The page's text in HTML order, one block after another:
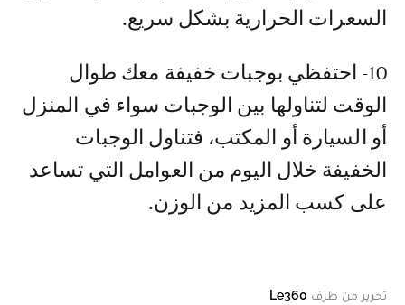
السعرات الحرارية بشكل سريع.
10- احتفظي بوجبات خفيفة معك طوال
الوقت لتناولها بين الوجبات سواء في المنزل
أو السيارة أو المكتب، فتناول الوجبات
الخفيفة خلال اليوم من العوامل التي تساعد
على كسب المزيد من الوزن.
تحرير من طرف Le360